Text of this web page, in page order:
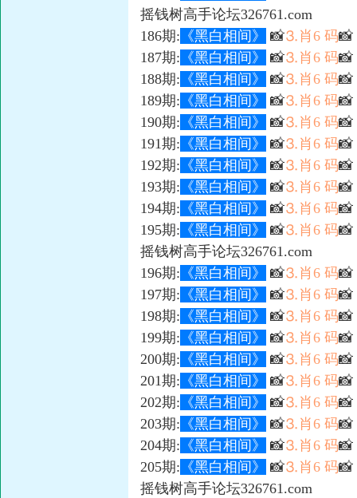
摇钱树高手论坛326761.com
186期: 《黑白相间》 📸⒊肖6 码📸
187期: 《黑白相间》 📸⒊肖6 码📸
188期: 《黑白相间》 📸⒊肖6 码📸
189期: 《黑白相间》 📸⒊肖6 码📸
190期: 《黑白相间》 📸⒊肖6 码📸
191期: 《黑白相间》 📸⒊肖6 码📸
192期: 《黑白相间》 📸⒊肖6 码📸
193期: 《黑白相间》 📸⒊肖6 码📸
194期: 《黑白相间》 📸⒊肖6 码📸
195期: 《黑白相间》 📸⒊肖6 码📸
摇钱树高手论坛326761.com
196期: 《黑白相间》 📸⒊肖6 码📸
197期: 《黑白相间》 📸⒊肖6 码📸
198期: 《黑白相间》 📸⒊肖6 码📸
199期: 《黑白相间》 📸⒊肖6 码📸
200期: 《黑白相间》 📸⒊肖6 码📸
201期: 《黑白相间》 📸⒊肖6 码📸
202期: 《黑白相间》 📸⒊肖6 码📸
203期: 《黑白相间》 📸⒊肖6 码📸
204期: 《黑白相间》 📸⒊肖6 码📸
205期: 《黑白相间》 📸⒊肖6 码📸
摇钱树高手论坛326761.com